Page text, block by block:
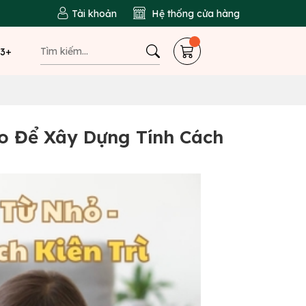
Tài khoản Hệ thống cửa hàng
Để Xây Dựng Tính Cách